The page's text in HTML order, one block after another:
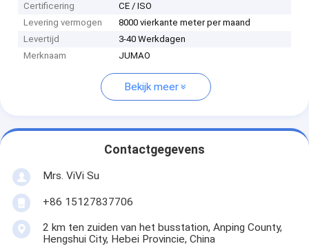
Certificering
CE / ISO
Levering vermogen
8000 vierkante meter per maand
Levertijd
3-40 Werkdagen
Merknaam
JUMAO
Bekijk meer
Contactgegevens
Mrs. ViVi Su
+86 15127837706
2 km ten zuiden van het busstation, Anping County,
Hengshui City, Hebei Provincie, China